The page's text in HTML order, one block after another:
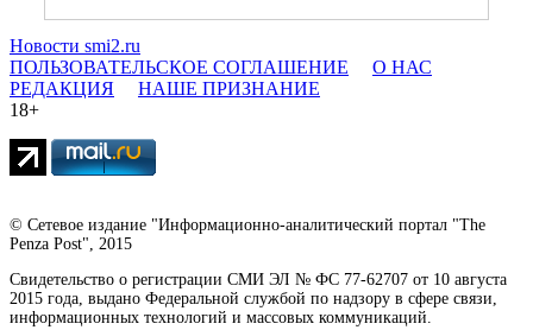
Новости smi2.ru
ПОЛЬЗОВАТЕЛЬСКОЕ СОГЛАШЕНИЕ
О НАС
РЕДАКЦИЯ
НАШЕ ПРИЗНАНИЕ
18+
© Сетевое издание "Информационно-аналитический портал "The
Penza Post", 2015
Свидетельство о регистрации СМИ ЭЛ № ФС 77-62707 от 10 августа
2015 года, выдано Федеральной службой по надзору в сфере связи,
информационных технологий и массовых коммуникаций.